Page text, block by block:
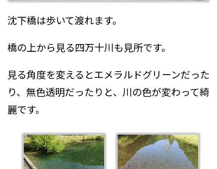
沈下橋は歩いて渡れます。
橋の上から見る四万十川も見所です。
見る角度を変えるとエメラルドグリーンだった
り、無色透明だったりと、川の色が変わって綺
麗です。